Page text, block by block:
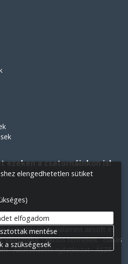
ezeken a csatornáinkon is!
Légiós Military webáruház.
és kiegészítők, valamint airsoft és
választéka. Akciós termékek Elállás
Adatvédelmi nyilatkozat ÁSZF
elengedhetetlen sütiket
elfogadom
mentése
a szükségesek